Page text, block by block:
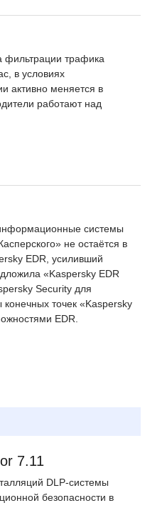
фильтрации трафика
в условиях
активно меняется в
работают над
системы
не остаётся в
EDR, усиливший
«Kaspersky EDR
Security для
точек «Kaspersky
EDR.
7.11
DLP-системы
безопасности в